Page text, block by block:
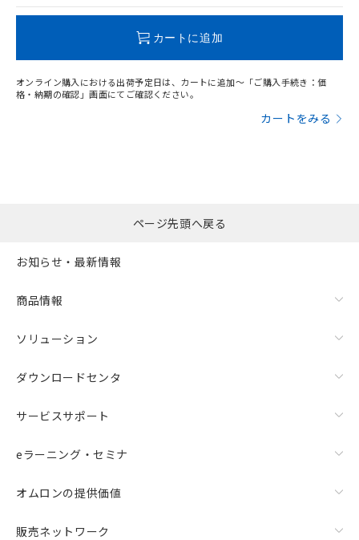
カートに追加
オンライン購入における出荷予定日は、カートに追加～「ご購入手続き：価
格・納期の確認」画面にてご確認ください。
カートをみる
ページ先頭へ戻る
お知らせ・最新情報
商品情報
ソリューション
ダウンロードセンタ
サービスサポート
eラーニング・セミナ
オムロンの提供価値
販売ネットワーク